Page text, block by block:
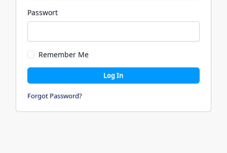
Passwort
Remember Me
Log In
Forgot Password?